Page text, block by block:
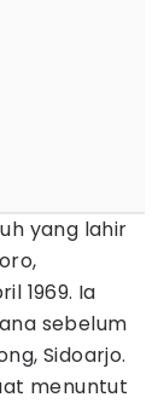
yang lahir
1969. Ia
sebelum
Sidoarjo.
menuntut